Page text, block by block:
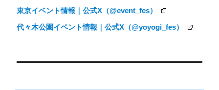
ビ
ゲ
シ
東京イベント情報｜公式X（@event_fes）
代々木公園イベント情報｜公式X（@yoyogi_fes）